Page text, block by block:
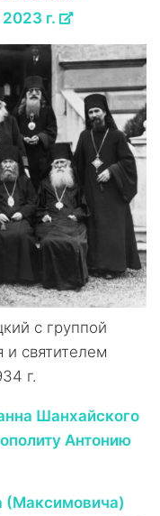
г.
с группой
и святителем
г.
Шанхайского
Антонию
(Максимовича)